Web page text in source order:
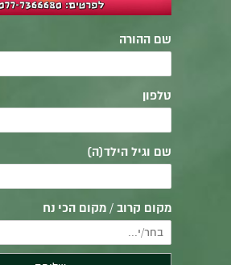
שם ההורה
טלפון
שם וגיל הילד(ה)
מקום קרוב / מקום הכי נח